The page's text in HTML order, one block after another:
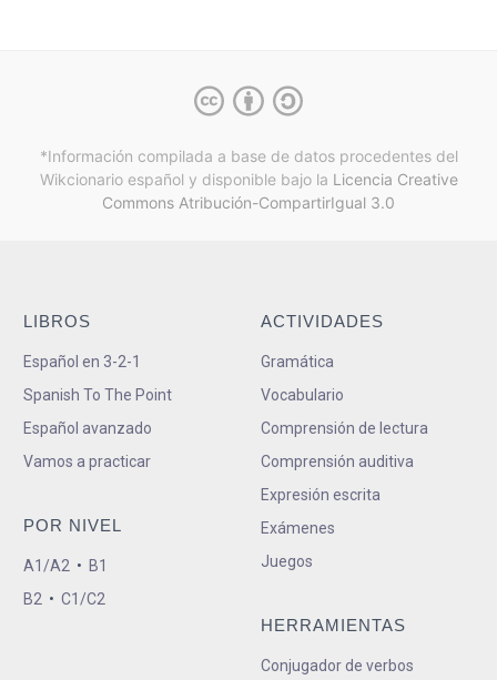
*Información compilada a base de datos procedentes del
Wikcionario español y disponible bajo la Licencia Creative
Commons Atribución-CompartirIgual 3.0
LIBROS
Español en 3-2-1
Spanish To The Point
Español avanzado
Vamos a practicar
POR NIVEL
A1/A2 • B1
B2 • C1/C2
ACTIVIDADES
Gramática
Vocabulario
Comprensión de lectura
Comprensión auditiva
Expresión escrita
Exámenes
Juegos
HERRAMIENTAS
Conjugador de verbos